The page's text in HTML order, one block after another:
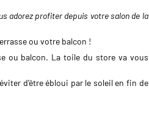
adorez profiter depuis votre salon de la
ou votre balcon !
ou balcon. La toile du store va vous
d'être ébloui par le soleil en fin de